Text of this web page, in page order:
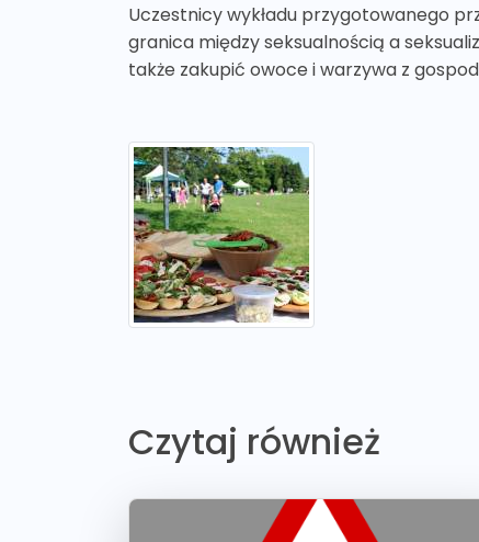
Uczestnicy wykładu przygotowanego
granica między seksualnością a
także zakupić owoce i warzywa z
Czytaj również